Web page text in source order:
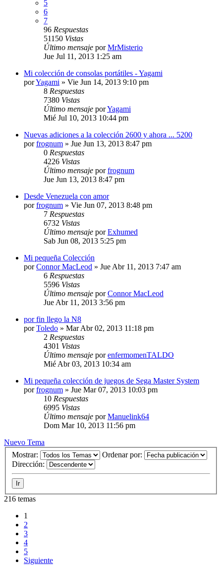
5
6
7
96 Respuestas
51150 Vistas
Último mensaje porMrMisterio
Jue Jul 11, 2013 1:25 am
Mi colección de consolas portátiles - Yagami
porYagami » Vie Jun 14, 2013 9:10 pm
8 Respuestas
7380 Vistas
Último mensaje porYagami
Mié Jul 10, 2013 10:44 pm
Nuevas adiciones a la colección 2600 y ahora ... 5200
porfrognum » Jue Jun 13, 2013 8:47 pm
0 Respuestas
4226 Vistas
Último mensaje porfrognum
Jue Jun 13, 2013 8:47 pm
Desde Venezuela con amor
porfrognum » Vie Jun 07, 2013 8:48 pm
7 Respuestas
6732 Vistas
Último mensaje porExhumed
Sab Jun 08, 2013 5:25 pm
Mi pequeña Colección
porConnor MacLeod » Jue Abr 11, 2013 7:47 am
6 Respuestas
5596 Vistas
Último mensaje porConnor MacLeod
Jue Abr 11, 2013 3:56 pm
por fin llego la N8
porToledo » Mar Abr 02, 2013 11:18 pm
2 Respuestas
4301 Vistas
Último mensaje porenfermomenTALDO
Mié Abr 03, 2013 10:34 am
Mi pequeña colección de juegos de Sega Master System
porfrognum » Jue Mar 07, 2013 10:03 pm
10 Respuestas
6995 Vistas
Último mensaje porManuelink64
Dom Mar 10, 2013 11:56 pm
Nuevo Tema
Mostrar:
Ordenar por:
Dirección:
216 temas
1
2
3
4
5
Siguiente